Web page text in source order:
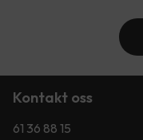
Kontakt oss
61 36 88 15